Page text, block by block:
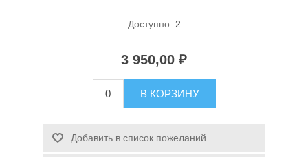
Туризм и Активный отдых
Доступно: 2
3 950,00 ₽
В КОРЗИНУ
Добавить в список пожеланий